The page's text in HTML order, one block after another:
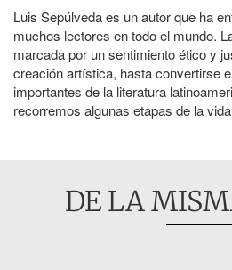
Luis Sepúlveda es un autor que ha
muchos lectores en todo el mundo.
marcada por un sentimiento ético y
creación artística, hasta convertirse
importantes de la literatura
recorremos algunas etapas de la
DE LA